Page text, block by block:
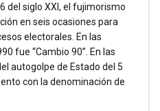
del siglo XXI, el fujimorismo
en seis ocasiones para
electorales. En las
fue “Cambio 90”. En las
autogolpe de Estado del 5
con la denominación de